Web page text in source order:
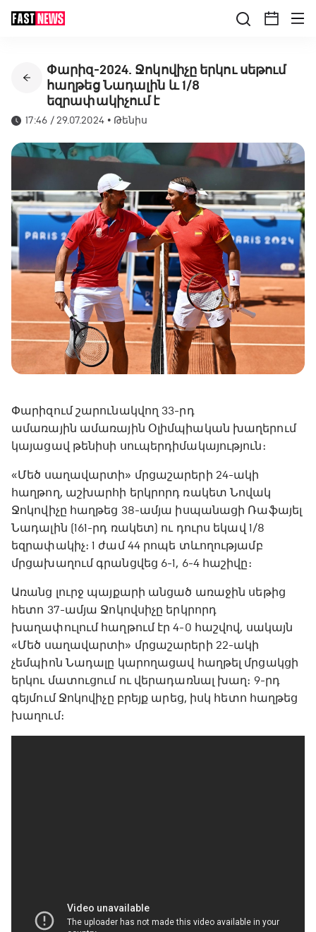
Փարիզ-2024. Ջոկովիչը երկու սեթում
հաղթեց Նադալին և 1/8
եզրափակիչում է
17:46 / 29.07.2024 • Թենիս
Փարիզում շարունակվող 33-րդ
ամառային ամառային Օլիմպիական խաղերում
կայացավ թենիսի սուպերդիմակայություն։
«Մեծ սաղավարտի» մրցաշարերի 24-ակի
հաղթող, աշխարհի երկրորդ ռակետ Նովակ
Ջոկովիչը հաղթեց 38-ամյա իսպանացի Ռաֆայել
Նադալին (161-րդ ռակետ) ու դուրս եկավ 1/8
եզրափակիչ։ 1 ժամ 44 րոպե տևողությամբ
մրցախաղում գրանցվեց 6-1, 6-4 հաշիվը։
Առանց լուրջ պայքարի անցած առաջին սեթից
հետո 37-ամյա Ջոկովսիչը երկրորդ
խաղափուլում հաղթում էր 4-0 հաշվով, սակայն
«Մեծ սաղավարտի» մրցաշարերի 22-ակի
չեմպիոն Նադալը կարողացավ հաղթել մրցակցի
երկու մատուցում ու վերադառնալ խաղ։ 9-րդ
գեյմում Ջոկովիչը բրեյք արեց, իսկ հետո հաղթեց
խաղում։